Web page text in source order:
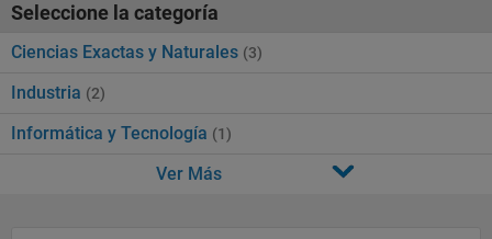
Seleccione la categoría
Ciencias Exactas y Naturales (3)
Industria (2)
Informática y Tecnología (1)
Ver Más